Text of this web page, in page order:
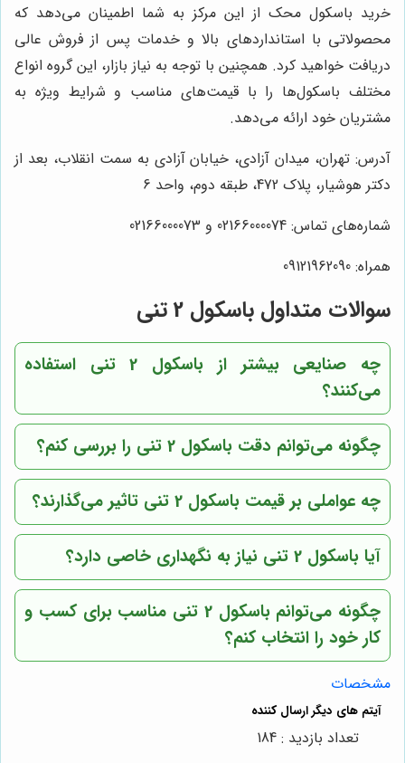
خرید باسکول محک از این مرکز به شما اطمینان می‌دهد که
محصولاتی با استانداردهای بالا و خدمات پس از فروش عالی
دریافت خواهید کرد. همچنین با توجه به نیاز بازار، این گروه انواع
مختلف باسکول‌ها را با قیمت‌های مناسب و شرایط ویژه به
مشتریان خود ارائه می‌دهد.
آدرس: تهران، میدان آزادی، خیابان آزادی به سمت انقلاب، بعد از
دکتر هوشیار، پلاک 472، طبقه دوم، واحد 6
شماره‌های تماس: 02166000074 و 02166000073
همراه: 09121962090
سوالات متداول باسکول 2 تنی
چه صنایعی بیشتر از باسکول 2 تنی استفاده
می‌کنند؟
چگونه می‌توانم دقت باسکول 2 تنی را بررسی کنم؟
چه عواملی بر قیمت باسکول 2 تنی تاثیر می‌گذارند؟
آیا باسکول 2 تنی نیاز به نگهداری خاصی دارد؟
چگونه می‌توانم باسکول 2 تنی مناسب برای کسب و
کار خود را انتخاب کنم؟
مشخصات
تعداد بازدید : 184